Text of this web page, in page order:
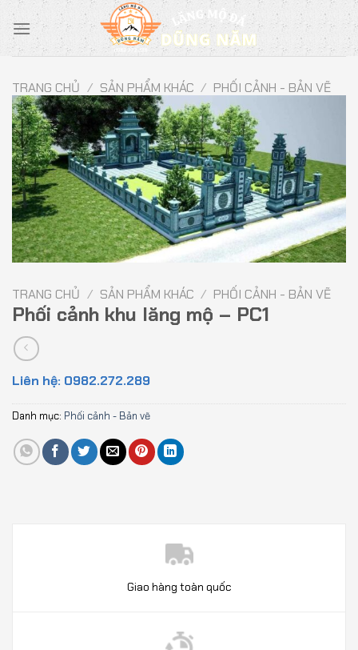
Chuyển
đến
nội
TRANG CHỦ / SẢN PHẨM KHÁC / PHỐI CẢNH - BẢN VẼ
TRANG CHỦ / SẢN PHẨM KHÁC / PHỐI CẢNH - BẢN VẼ
Phối cảnh khu lăng mộ – PC1
Liên hệ: 0982.272.289
Danh mục: Phối cảnh - Bản vẽ
Giao hàng toàn quốc